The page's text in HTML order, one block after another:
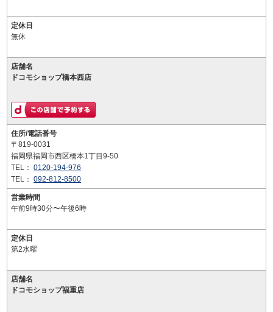
定休日
無休
店舗名
ドコモショップ橋本西店
住所/電話番号
〒819-0031
福岡県福岡市西区橋本1丁目9-50
TEL： 0120-194-976
TEL： 092-812-8500
営業時間
午前9時30分〜午後6時
定休日
第2水曜
店舗名
ドコモショップ福重店